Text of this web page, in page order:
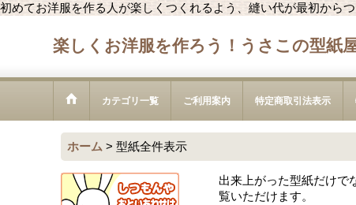
初めてお洋服を作る人が楽しくつくれるよう、縫い代が最初から
楽しくお洋服を作ろう！うさこの型紙
カテゴリ一覧 ご利用案内 特定商取引法表示
ホーム > 型紙全件表示
出来上がった型紙だけで
覧いただけます。